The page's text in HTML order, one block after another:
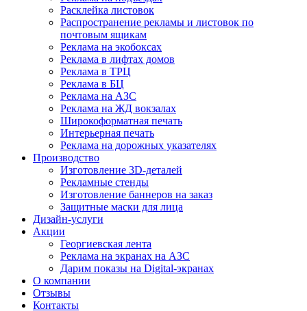
Расклейка листовок
Распространение рекламы и листовок по
почтовым ящикам
Реклама на экобоксах
Реклама в лифтах домов
Реклама в ТРЦ
Реклама в БЦ
Реклама на АЗС
Реклама на ЖД вокзалах
Широкоформатная печать
Интерьерная печать
Реклама на дорожных указателях
Производство
Изготовление 3D-деталей
Рекламные стенды
Изготовление баннеров на заказ
Защитные маски для лица
Дизайн-услуги
Акции
Георгиевская лента
Реклама на экранах на АЗС
Дарим показы на Digital-экранах
О компании
Отзывы
Контакты